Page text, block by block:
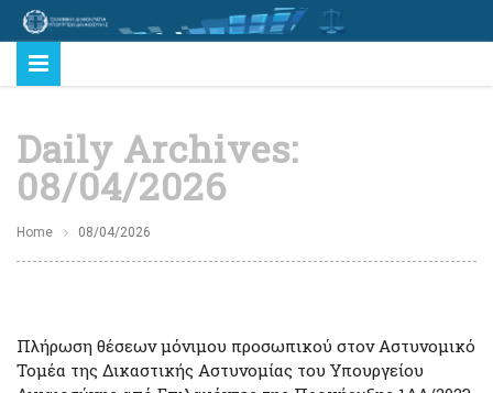
Daily Archives:
08/04/2026
Home 08/04/2026
Πλήρωση θέσεων μόνιμου προσωπικού στον Αστυνομικό
Τομέα της Δικαστικής Αστυνομίας του Υπουργείου